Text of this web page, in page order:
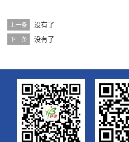
上一条 没有了
下一条 没有了